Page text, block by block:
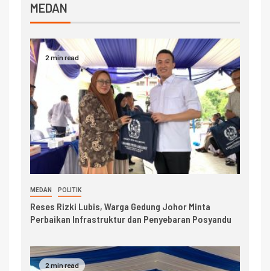
MEDAN
2 min read
MEDAN POLITIK
Reses Rizki Lubis, Warga Gedung Johor Minta
Perbaikan Infrastruktur dan Penyebaran Posyandu
2 min read